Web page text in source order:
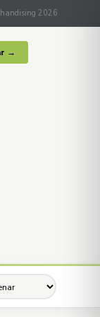
2026
→